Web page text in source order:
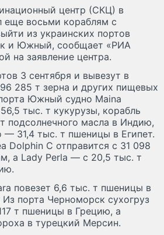
центр (СКЦ) в
еще восьми кораблям с
из украинских портов
и Южный, сообщает «РИА
на заявление центра.
3 сентября и вывезут в
285 т зерна и других пищевых
Южный судно Maina
тыс. т кукурузы, корабль
подсолнечного масла в Индию,
— 31,4 тыс. т пшеницы в Египет.
Dolphin C отправится с 31 098
а Lady Perla — с 20,5 тыс. т
повезет 6,6 тыс. т пшеницы в
Из порта Черноморск сухогруз
т пшеницы в Грецию, а
в турецкий Мерсин.